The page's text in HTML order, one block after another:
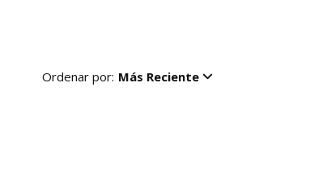
Ordenar por: Más Reciente